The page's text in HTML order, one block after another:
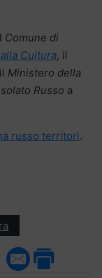
Comune di
Cultura, il
Ministero della
Russo a
russo territori.